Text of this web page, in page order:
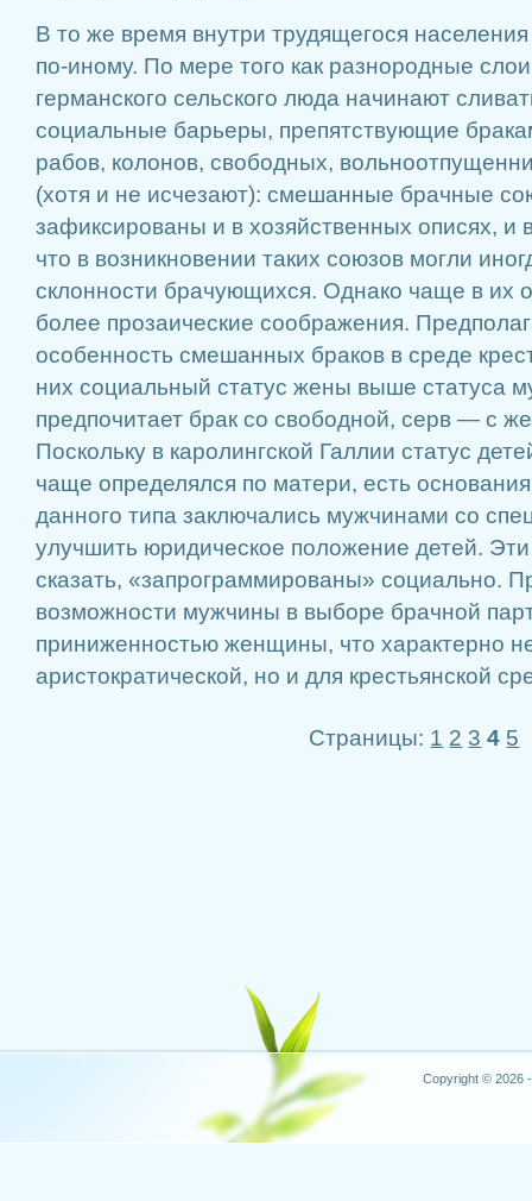
В то же время внутри трудящегося
по-иному. По мере того как разнородные
германского сельского люда начинают
социальные барьеры, препятствующие
рабов, колонов, свободных,
(хотя и не исчезают): смешанные брачные
зафиксированы и в хозяйственных описях, и
что в возникновении таких союзов могли
склонности брачующихся. Однако чаще в их
более прозаические соображения.
особенность смешанных браков в среде
них социальный статус жены выше статуса
предпочитает брак со свободной, серв — с
Поскольку в каролингской Галлии статус
чаще определялся по матери, есть
данного типа заключались мужчинами со
улучшить юридическое положение детей.
сказать, «запрограммированы» социально.
возможности мужчины в выборе брачной
приниженностью женщины, что характерно
аристократической, но и для крестьянской
Страницы: 1 2 3 4 5
Copyright © 2026